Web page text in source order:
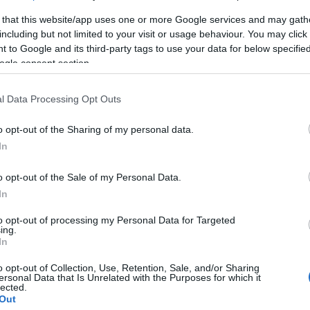
that this website/app uses one or more Google services and may
but not limited to your visit or usage behaviour. You may
to Google and its third-party tags to use your data for below
consent section.
Data Processing Opt Outs
opt-out of the Sharing of my personal data.
opt-out of the Sale of my Personal Data.
opt-out of processing my Personal Data for Targeted
opt-out of Collection, Use, Retention, Sale, and/or Sharing
Data that Is Unrelated with the Purposes for which it